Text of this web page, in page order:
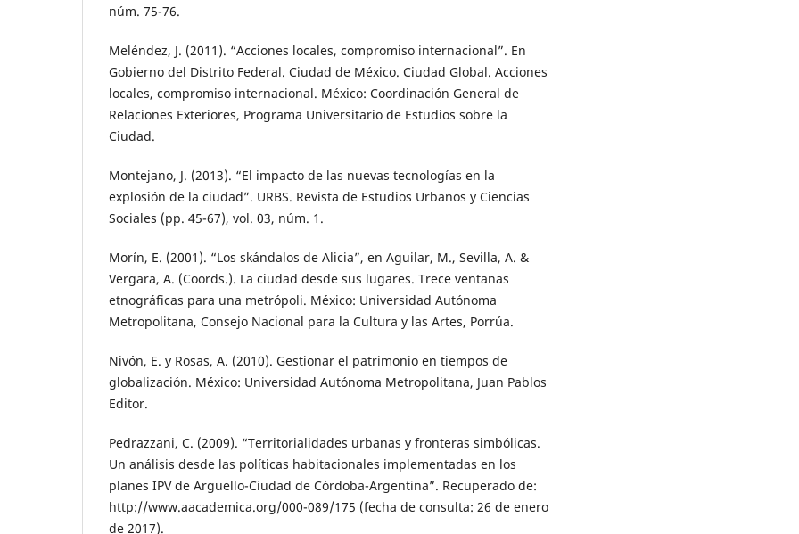
núm. 75-76.
Meléndez, J. (2011). “Acciones locales, compromiso internacional”. En
Gobierno del Distrito Federal. Ciudad de México. Ciudad Global. Acciones
locales, compromiso internacional. México: Coordinación General de
Relaciones Exteriores, Programa Universitario de Estudios sobre la
Ciudad.
Montejano, J. (2013). “El impacto de las nuevas tecnologías en la
explosión de la ciudad”. URBS. Revista de Estudios Urbanos y Ciencias
Sociales (pp. 45-67), vol. 03, núm. 1.
Morín, E. (2001). “Los skándalos de Alicia”, en Aguilar, M., Sevilla, A. &
Vergara, A. (Coords.). La ciudad desde sus lugares. Trece ventanas
etnográficas para una metrópoli. México: Universidad Autónoma
Metropolitana, Consejo Nacional para la Cultura y las Artes, Porrúa.
Nivón, E. y Rosas, A. (2010). Gestionar el patrimonio en tiempos de
globalización. México: Universidad Autónoma Metropolitana, Juan Pablos
Editor.
Pedrazzani, C. (2009). “Territorialidades urbanas y fronteras simbólicas.
Un análisis desde las políticas habitacionales implementadas en los
planes IPV de Arguello-Ciudad de Córdoba-Argentina”. Recuperado de:
http://www.aacademica.org/000-089/175 (fecha de consulta: 26 de enero
de 2017).